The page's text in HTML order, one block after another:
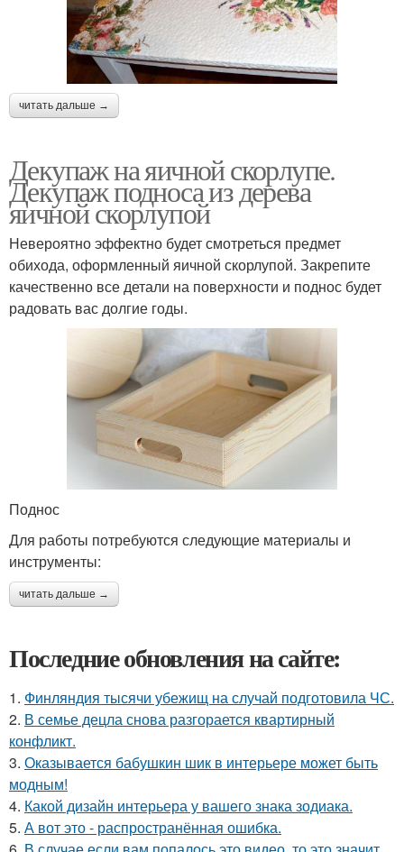
читать дальше →
Декупаж на яичной скорлупе.
Декупаж подноса из дерева
яичной скорлупой
Невероятно эффектно будет смотреться предмет
обихода, оформленный яичной скорлупой. Закрепите
качественно все детали на поверхности и поднос будет
радовать вас долгие годы.
Поднос
Для работы потребуются следующие материалы и
инструменты:
читать дальше →
Последние обновления на сайте:
1. Финляндия тысячи убежищ на случай подготовила ЧС.
2. В семье децла снова разгорается квартирный
конфликт.
3. Оказывается бабушкин шик в интерьере может быть
модным!
4. Какой дизайн интерьера у вашего знака зодиака.
5. А вот это - распространённая ошибка.